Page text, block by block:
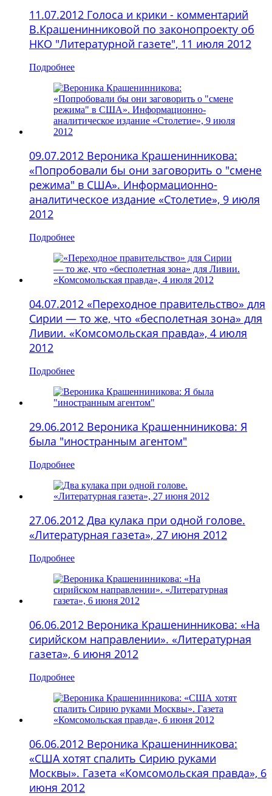
11.07.2012 Голоса и крики - комментарий
В.Крашенинниковой по законопроекту об
НКО "Литературной газете", 11 июля 2012
Подробнее
09.07.2012 Вероника Крашенинникова:
«Попробовали бы они заговорить о "смене
режима" в США». Информационно-
аналитическое издание «Столетие», 9 июля
2012
Подробнее
04.07.2012 «Переходное правительство» для
Сирии — то же, что «бесполетная зона» для
Ливии. «Комсомольская правда», 4 июля
2012
Подробнее
29.06.2012 Вероника Крашенниникова: Я
была "иностранным агентом"
Подробнее
27.06.2012 Два кулака при одной голове.
«Литературная газета», 27 июня 2012
Подробнее
06.06.2012 Вероника Крашенинникова: «На
сирийском направлении». «Литературная
газета», 6 июня 2012
Подробнее
06.06.2012 Вероника Крашенинникова:
«CША хотят спалить Сирию руками
Москвы». Газета «Комсомольская правда», 6
июня 2012